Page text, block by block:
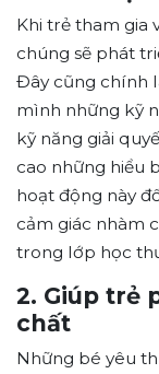
Khi trẻ tham gia
chúng sẽ phát
Đây cũng chính
mình những kỹ
kỹ năng giải
cao những hiểu
hoạt động này
cảm giác nhàm
trong lớp học
2. Giúp trẻ
chất
Những bé yêu